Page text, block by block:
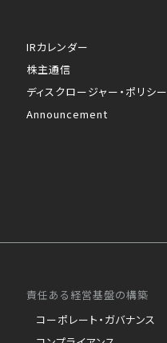
IRカレンダー
株主通信
ディスクロージャー・ポリシー
Announcement
責任ある経営基盤の構築
コーポレート・ガバナンス